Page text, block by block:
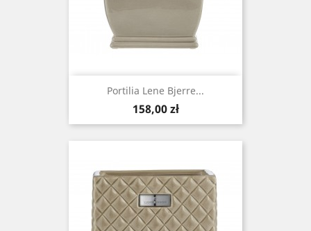
Portilia Lene Bjerre...
Cena
158,00 zł